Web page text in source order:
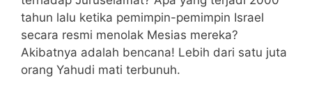
tahun lalu ketika pemimpin-pemimpin Israel
secara resmi menolak Mesias mereka?
Akibatnya adalah bencana! Lebih dari satu juta
orang Yahudi mati terbunuh.